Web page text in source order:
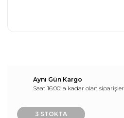
Aynı Gün Kargo
Saat 16:00’ a kadar olan siparişler
3 STOKTA